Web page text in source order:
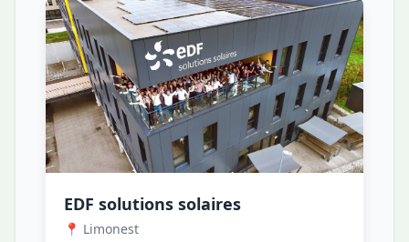
EDF solutions solaires
📍 Limonest